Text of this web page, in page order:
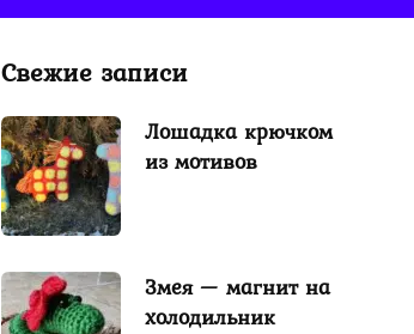
Свежие записи
Лошадка крючком
из мотивов
Змея — магнит на
холодильник